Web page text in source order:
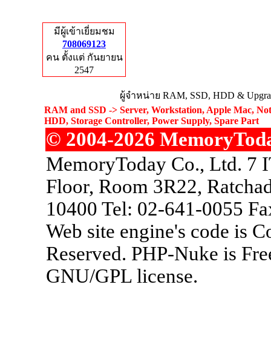
มีผู้เข้าเยี่ยมชม
708069123
คน ตั้งแต่ กันยายน
2547
ผู้จำหน่าย RAM, SSD, HDD &
RAM and SSD -> Server, Workstation, Apple Mac,
HDD, Storage Controller, Power Supply, Spare Part
© 2004-2026
MemoryToday Co., Ltd. 7
Floor, Room 3R22,
10400 Tel: 02-641-0055
Web site engine's code is
Reserved. PHP-Nuke is
GNU/GPL license.